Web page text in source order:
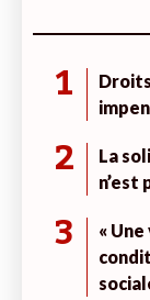
1
2
La
n’est
3
«